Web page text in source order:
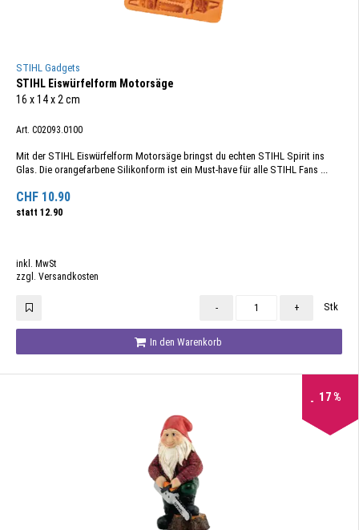
STIHL Gadgets
STIHL Eiswürfelform Motorsäge
16 x 14 x 2 cm
Art. C02093.0100
Mit der STIHL Eiswürfelform Motorsäge bringst du echten STIHL Spirit ins
Glas. Die orangefarbene Silikonform ist ein Must-have für alle STIHL Fans ...
CHF 10.90
statt 12.90
inkl. MwSt
zzgl. Versandkosten
- + Stk
In den Warenkorb
17%